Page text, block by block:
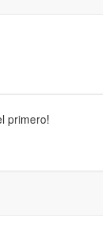
primero!